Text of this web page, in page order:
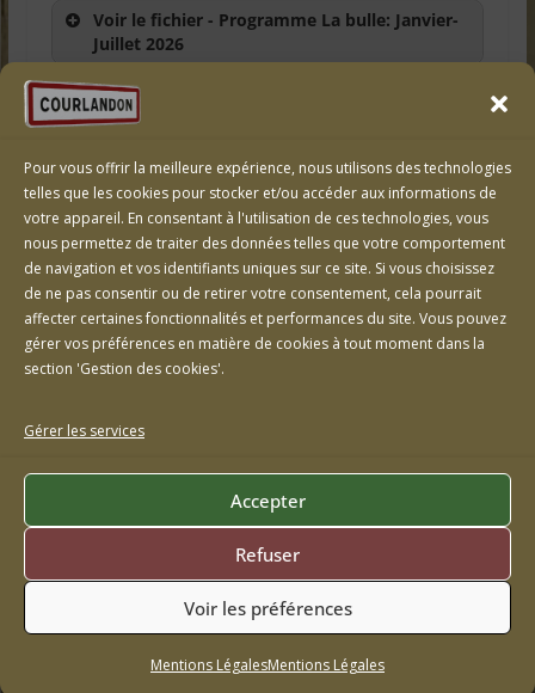
Pour vous offrir la meilleure expérience, nous utilisons des technologies
telles que les cookies pour stocker et/ou accéder aux informations de
votre appareil. En consentant à l'utilisation de ces technologies, vous
nous permettez de traiter des données telles que votre comportement
de navigation et vos identifiants uniques sur ce site. Si vous choisissez
de ne pas consentir ou de retirer votre consentement, cela pourrait
affecter certaines fonctionnalités et performances du site. Vous pouvez
gérer vos préférences en matière de cookies à tout moment dans la
section 'Gestion des cookies'.
Gérer les services
Accepter
Refuser
Voir les préférences
Mentions LégalesMentions Légales
Voir le fichier - Programme La bulle: Janvier-
Juillet 2026
Inscription aux programmes de la médiathèque
– La Bulle – ICI
Voir le fichier - Programme La bulle: Janvier-
Juillet 2025
Voir le fichier - Programme La bulle: Janvier-
Juillet 2024
Voir le fichier - Programme La bulle:
Courlandon . Tous droits réservés.
ColorMag par ThemeGrill. Propulsé par WordPress .-
Mentions légales